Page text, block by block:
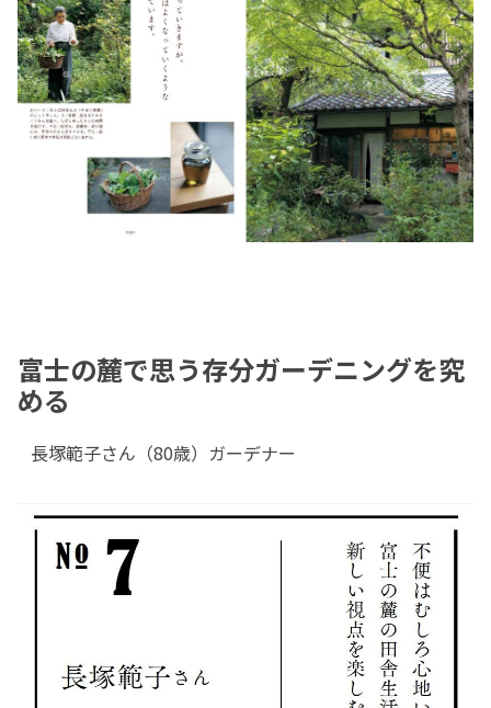
富士の麓で思う存分ガーデニングを究
める
長塚範子さん（80歳）ガーデナー